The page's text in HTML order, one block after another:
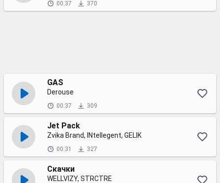
00:37 370
GAS
Derouse
00:37 309
Jet Pack
Zvika Brand, INtellegent, GELIK
00:31 327
Скачки
WELLVIZY, STRCTRE